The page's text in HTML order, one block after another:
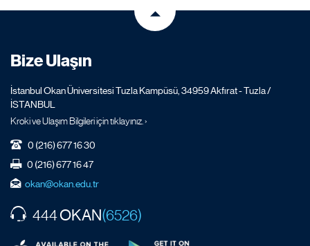
Bize Ulaşın
İstanbul Okan Üniversitesi Tuzla Kampüsü, 34959 Akfırat - Tuzla /
İSTANBUL
Kroki ve Ulaşım Bilgileri için tıklayınız. ›
0 (216) 677 16 30
0 (216) 677 16 47
okan@okan.edu.tr
444OKAN(6526)